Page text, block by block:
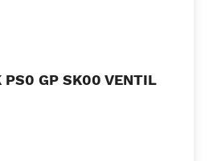
PS0 GP SK00 VENTIL